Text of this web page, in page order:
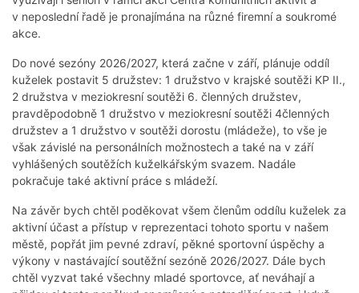
v neposlední řadě je pronajímána na různé firemní a soukromé
akce.
Do nové sezóny 2026/2027, která začne v září, plánuje oddíl
kuželek postavit 5 družstev: 1 družstvo v krajské soutěži KP II.,
2 družstva v meziokresní soutěži 6. členných družstev,
pravděpodobně 1 družstvo v meziokresní soutěži 4členných
družstev a 1 družstvo v soutěži dorostu (mládeže), to vše je
však závislé na personálních možnostech a také na v září
vyhlášených soutěžích kuželkářským svazem. Nadále
pokračuje také aktivní práce s mládeží.
Na závěr bych chtěl poděkovat všem členům oddílu kuželek za
aktivní účast a přístup v reprezentaci tohoto sportu v našem
městě, popřát jim pevné zdraví, pěkné sportovní úspěchy a
výkony v nastávající soutěžní sezóně 2026/2027. Dále bych
chtěl vyzvat také všechny mladé sportovce, ať neváhají a